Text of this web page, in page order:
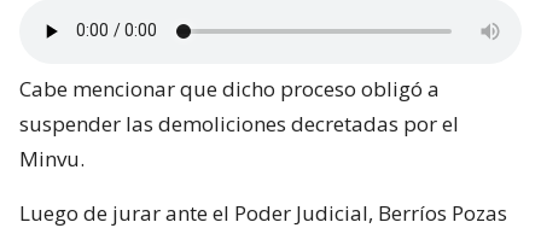
Cabe mencionar que dicho proceso obligó a
suspender las demoliciones decretadas por el
Minvu.
Luego de jurar ante el Poder Judicial, Berríos Pozas